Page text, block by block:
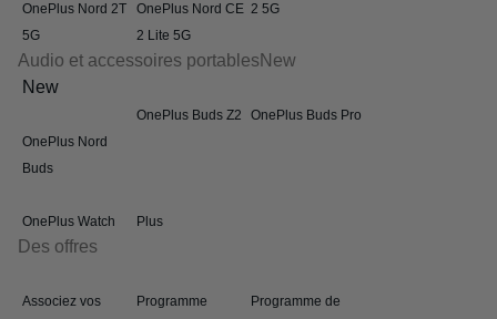
OnePlus Nord 2T
5G
OnePlus Nord CE
2 Lite 5G
2 5G
Audio et accessoires portables New
New
OnePlus Nord
Buds
OnePlus Buds Z2 OnePlus Buds Pro
OnePlus Watch Plus
Des offres
Associez vos
Programme
Programme de